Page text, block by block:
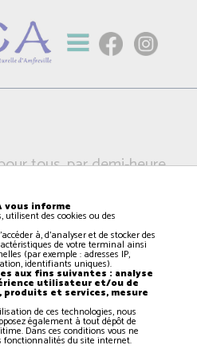
tous, par demi-heure.
différents types de
vous informe
utilisent des cookies ou des
à, d'analyser et de stocker des
de votre terminal ainsi
(par exemple : adresses IP,
identifiants uniques).
aux fins suivantes : analyse
utilisateur et/ou de
et services, mesure
de ces technologies, nous
également à tout dépôt de
Dans ces conditions vous ne
fonctionnalités du site internet.